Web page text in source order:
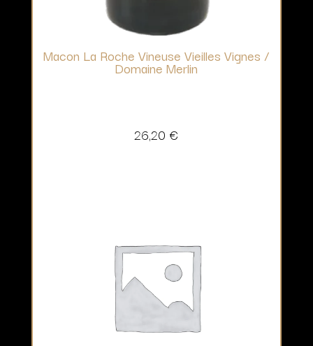
Macon La Roche Vineuse Vieilles Vignes /
Domaine Merlin
26,20 €